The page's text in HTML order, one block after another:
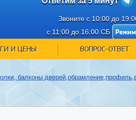
Звоните с 10:00 до
с 11:00 до 16:00 СБ
И ЦЕНЫ ВОПРОС-ОТВЕТ
балконы